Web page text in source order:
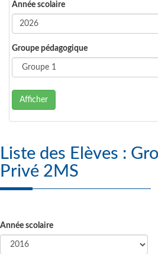
Année scolaire
Groupe pédagogique
Afficher
Liste des Elèves : Groupe Scolaire
Privé 2MS
Année scolaire